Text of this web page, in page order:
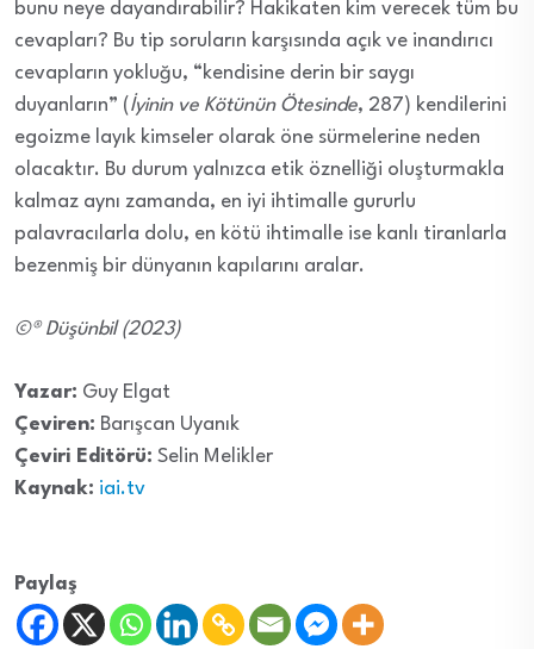
bunu neye dayandırabilir? Hakikaten kim verecek tüm bu
cevapları? Bu tip soruların karşısında açık ve inandırıcı
cevapların yokluğu, “kendisine derin bir saygı
duyanların” (İyinin ve Kötünün Ötesinde, 287) kendilerini
egoizme layık kimseler olarak öne sürmelerine neden
olacaktır. Bu durum yalnızca etik öznelliği oluşturmakla
kalmaz aynı zamanda, en iyi ihtimalle gururlu
palavracılarla dolu, en kötü ihtimalle ise kanlı tiranlarla
bezenmiş bir dünyanın kapılarını aralar.
©® Düşünbil (2023)
Yazar: Guy Elgat
Çeviren: Barışcan Uyanık
Çeviri Editörü: Selin Melikler
Kaynak: iai.tv
Paylaş